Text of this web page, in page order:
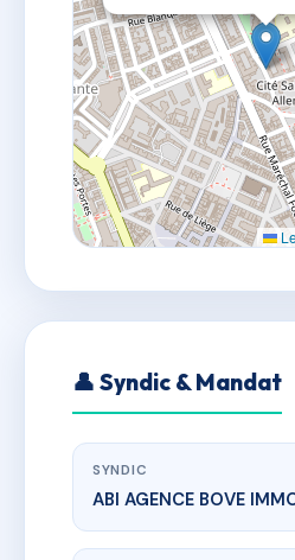
👤 Syndic & Mandat
SYNDIC
ABI AGENCE BOVE